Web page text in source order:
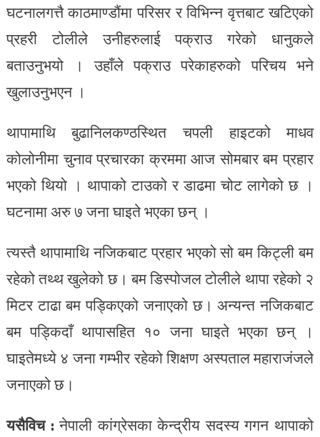
घटनालगत्तै काठमाण्डौंमा परिसर र विभिन्न वृत्तबाट खटिएको
प्रहरी टोलीले उनीहरुलाई पक्राउ गरेको धानुकले
बताउनुभयो । उहाँले पक्राउ परेकाहरुको परिचय भने
खुलाउनुभएन ।
थापामाथि बुढानिलकण्ठस्थित चपली हाइटको माधव
कोलोनीमा चुनाव प्रचारका क्रममा आज सोमबार बम प्रहार
भएको थियो । थापाको टाउको र डाढमा चोट लागेको छ ।
घटनामा अरु ७ जना घाइते भएका छन् ।
त्यस्तै थापामाथि नजिकबाट प्रहार भएको सो बम किट्ली बम
रहेको तथ्थ खुलेको छ। बम डिस्पोजल टोलीले थापा रहेको २
मिटर टाढा बम पड्किएको जनाएको छ। अन्यन्त नजिकबाट
बम पड्किदाँ थापासहित १० जना घाइते भएका छन् ।
घाइतेमध्ये ४ जना गम्भीर रहेको शिक्षण अस्पताल महाराजंजले
जनाएको छ।
यसैविच : नेपाली कांग्रेसका केन्द्रीय सदस्य गगन थापाको